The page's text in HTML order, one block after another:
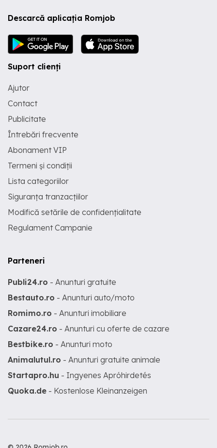
Descarcă aplicația Romjob
Suport clienți
Ajutor
Contact
Publicitate
Întrebări frecvente
Abonament VIP
Termeni și condiții
Lista categoriilor
Siguranța tranzacțiilor
Modifică setările de confidențialitate
Regulament Campanie
Parteneri
Publi24.ro - Anunturi gratuite
Bestauto.ro - Anunturi auto/moto
Romimo.ro - Anunturi imobiliare
Cazare24.ro - Anunturi cu oferte de cazare
Bestbike.ro - Anunturi moto
Animalutul.ro - Anunturi gratuite animale
Startapro.hu - Ingyenes Apróhirdetés
Quoka.de - Kostenlose Kleinanzeigen